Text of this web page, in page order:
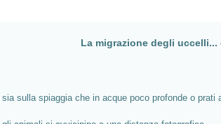
La migrazione degli
sulla spiaggia che in acque poco profonde o prati